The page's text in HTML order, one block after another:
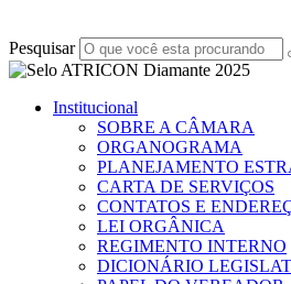
Pesquisar
Institucional
SOBRE A CÂMARA
ORGANOGRAMA
PLANEJAMENTO
CARTA DE SERVIÇOS
CONTATOS E
LEI ORGÂNICA
REGIMENTO INTERNO
DICIONÁRIO